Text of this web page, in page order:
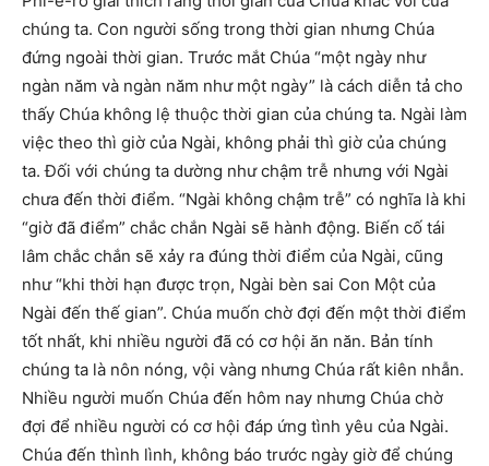
chúng ta. Con người sống trong thời gian nhưng Chúa
đứng ngoài thời gian. Trước mắt Chúa “một ngày như
ngàn năm và ngàn năm như một ngày” là cách diễn tả cho
thấy Chúa không lệ thuộc thời gian của chúng ta. Ngài làm
việc theo thì giờ của Ngài, không phải thì giờ của chúng
ta. Đối với chúng ta dường như chậm trễ nhưng với Ngài
chưa đến thời điểm. “Ngài không chậm trễ” có nghĩa là khi
“giờ đã điểm” chắc chắn Ngài sẽ hành động. Biến cố tái
lâm chắc chắn sẽ xảy ra đúng thời điểm của Ngài, cũng
như “khi thời hạn được trọn, Ngài bèn sai Con Một của
Ngài đến thế gian”. Chúa muốn chờ đợi đến một thời điểm
tốt nhất, khi nhiều người đã có cơ hội ăn năn. Bản tính
chúng ta là nôn nóng, vội vàng nhưng Chúa rất kiên nhẫn.
Nhiều người muốn Chúa đến hôm nay nhưng Chúa chờ
đợi để nhiều người có cơ hội đáp ứng tình yêu của Ngài.
Chúa đến thình lình, không báo trước ngày giờ để chúng